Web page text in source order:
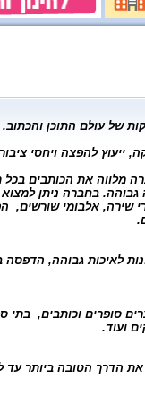
של עולם התוכן והכתוב.
ייעוץ להפצה ויחסי
מלווה את הכותבים בכל
בחברה ניתן למצוא
שירה, אלבומי שורשים,
לאיכות גבוהה, הדפסה
סופרים וכותבים, בתי
ועוד.
את הדרך הטובה ביותר עד